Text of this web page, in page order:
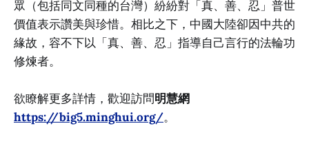
眾（包括同文同種的台灣）紛紛對「真、善、忍」普世
價值表示讚美與珍惜。相比之下，中國大陸卻因中共的
緣故，容不下以「真、善、忍」指導自己言行的法輪功
修煉者。
欲瞭解更多詳情，歡迎訪問明慧網
https://big5.minghui.org/。